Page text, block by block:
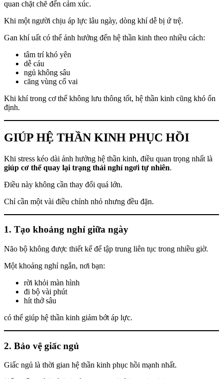
quan chặt chẽ đến cảm xúc.
Khi một người chịu áp lực lâu ngày, dòng khí dễ bị ứ trệ.
Gan khí uất có thể ảnh hưởng đến hệ thần kinh theo nhiều cách:
tâm trí khó yên
dễ cáu
ngủ không sâu
căng vùng cổ vai
Khi khí trong cơ thể không lưu thông tốt, hệ thần kinh cũng khó ổn
định.
GIÚP HỆ THẦN KINH PHỤC HỒI
Khi stress kéo dài ảnh hưởng hệ thần kinh, điều quan trọng nhất là
giúp cơ thể quay lại trạng thái nghỉ ngơi tự nhiên.
Điều này không cần thay đổi quá lớn.
Chỉ cần một vài điều chỉnh nhỏ nhưng đều đặn.
1. Tạo khoảng nghỉ giữa ngày
Não bộ không được thiết kế để tập trung liên tục trong nhiều giờ.
Một khoảng nghỉ ngắn, nơi bạn:
rời khỏi màn hình
đi bộ vài phút
hít thở sâu
có thể giúp hệ thần kinh giảm bớt áp lực.
2. Bảo vệ giấc ngủ
Giấc ngủ là thời gian hệ thần kinh phục hồi mạnh nhất.